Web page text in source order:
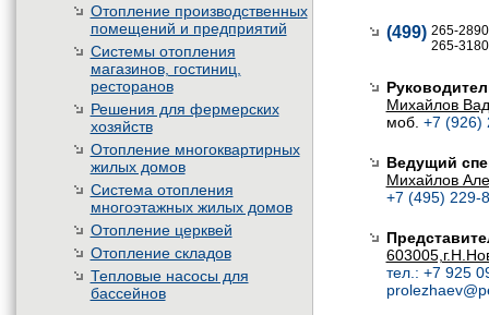
Отопление производственных
помещений и предприятий
Системы отопления
магазинов, гостиниц,
ресторанов
Решения для фермерских
хозяйств
Отопление многоквартирных
жилых домов
Система отопления
многоэтажных жилых домов
Отопление церквей
Отопление складов
Тепловые насосы для
бассейнов
(499) 265-2890
265-
Михайлов
моб. +7 (926)
Ведущий
Михайлов
+7 (495) 229-
тел.: +7 925